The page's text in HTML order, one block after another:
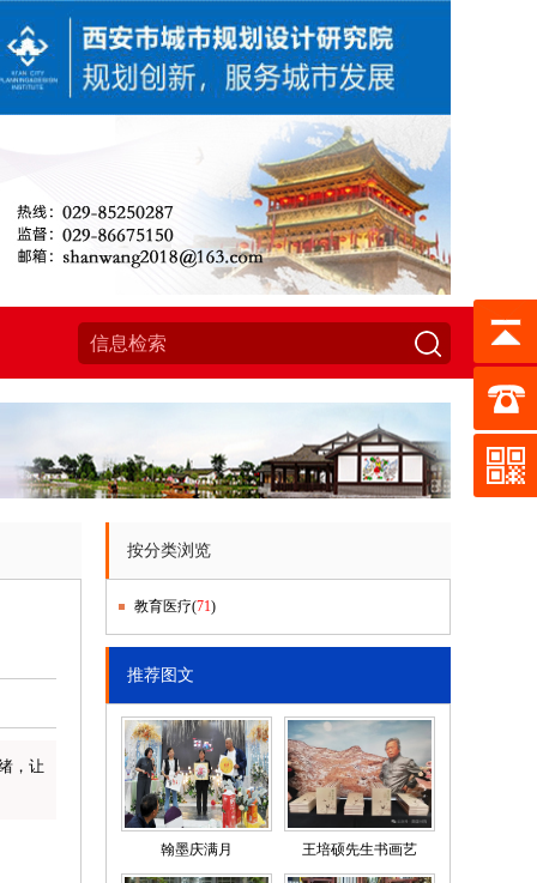
，让
按分类浏览
教育医疗(71)
推荐图文
翰墨庆满月 王培硕先生书画艺